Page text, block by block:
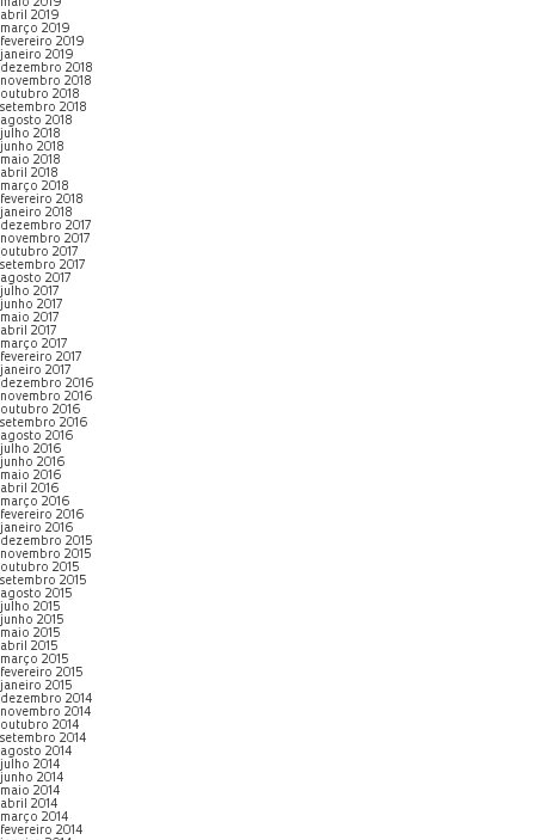
maio 2019
abril 2019
março 2019
fevereiro 2019
janeiro 2019
dezembro 2018
novembro 2018
outubro 2018
setembro 2018
agosto 2018
julho 2018
junho 2018
maio 2018
abril 2018
março 2018
fevereiro 2018
janeiro 2018
dezembro 2017
novembro 2017
outubro 2017
setembro 2017
agosto 2017
julho 2017
junho 2017
maio 2017
abril 2017
março 2017
fevereiro 2017
janeiro 2017
dezembro 2016
novembro 2016
outubro 2016
setembro 2016
agosto 2016
julho 2016
junho 2016
maio 2016
abril 2016
março 2016
fevereiro 2016
janeiro 2016
dezembro 2015
novembro 2015
outubro 2015
setembro 2015
agosto 2015
julho 2015
junho 2015
maio 2015
abril 2015
março 2015
fevereiro 2015
janeiro 2015
dezembro 2014
novembro 2014
outubro 2014
setembro 2014
agosto 2014
julho 2014
junho 2014
maio 2014
abril 2014
março 2014
fevereiro 2014